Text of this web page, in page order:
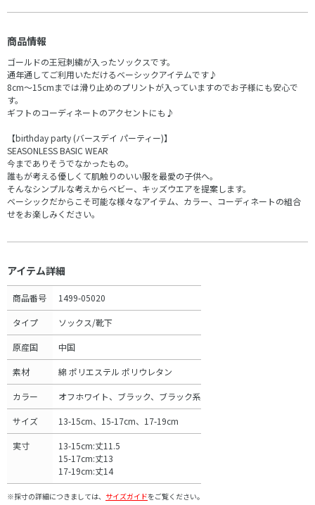
商品情報
ゴールドの王冠刺繍が入ったソックスです。
通年通してご利用いただけるベーシックアイテムです♪
8cm～15cmまでは滑り止めのプリントが入っていますのでお子様にも安心で
す。
ギフトのコーディネートのアクセントにも♪
【birthday party (バースデイ パーティー)】
SEASONLESS BASIC WEAR
今までありそうでなかったもの。
誰もが考える優しくて肌触りのいい服を最愛の子供へ。
そんなシンプルな考えからベビー、キッズウエアを提案します。
ベーシックだからこそ可能な様々なアイテム、カラー、コーディネートの組合
せをお楽しみください。
アイテム詳細
商品番号 1499-05020
タイプ ソックス/靴下
原産国 中国
素材 綿 ポリエステル ポリウレタン
カラー オフホワイト、ブラック、ブラック系
サイズ 13-15cm、15-17cm、17-19cm
実寸
13-15cm:丈11.5
15-17cm:丈13
17-19cm:丈14
※採寸の詳細につきましては、 サイズガイドをご覧ください。